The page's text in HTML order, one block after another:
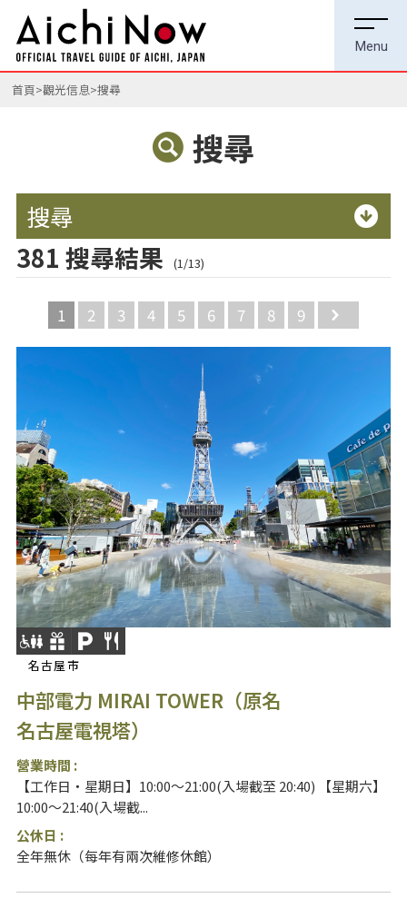
首頁 觀光信息 搜尋
搜尋
搜尋
381 搜尋結果 (1/13)
1 2 3 4 5 6 7 8 9
名古屋市
中部電力 MIRAI TOWER（原名
名古屋電視塔）
營業時間 :
【工作日・星期日】10:00～21:00(入場截至 20:40) 【星期六】
10:00～21:40(入場截...
公休日 :
全年無休（每年有兩次維修休館）